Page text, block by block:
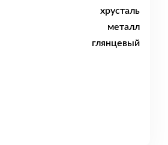
хрусталь
металл
глянцевый